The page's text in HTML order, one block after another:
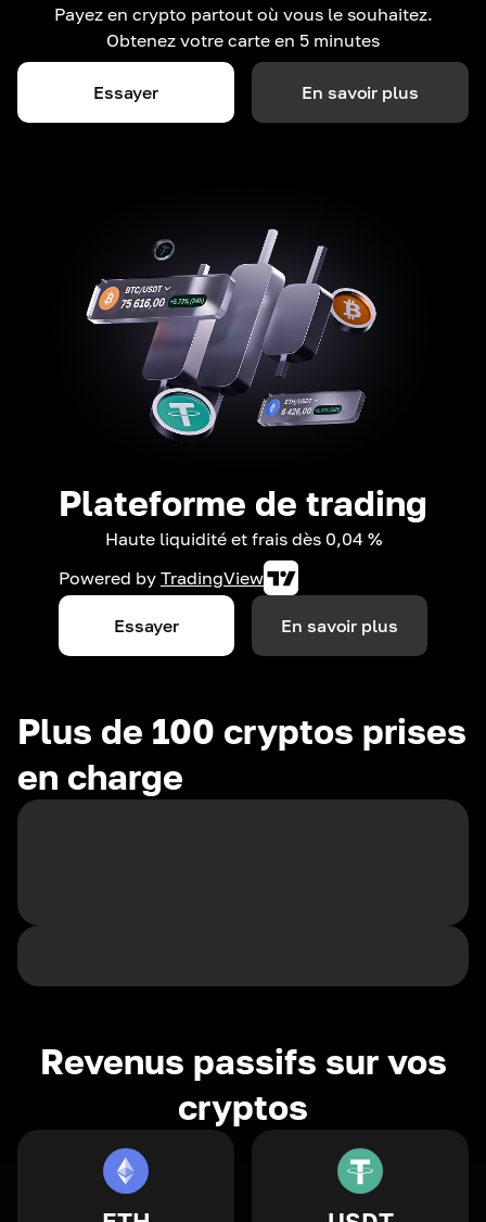
Payez en crypto partout où vous le souhaitez.
Obtenez votre carte en 5 minutes
Essayer En savoir plus
Plateforme de trading
Haute liquidité et frais dès 0,04 %
Powered by TradingView
Essayer En savoir plus
Plus de 100 cryptos prises
en charge
Revenus passifs sur vos
cryptos